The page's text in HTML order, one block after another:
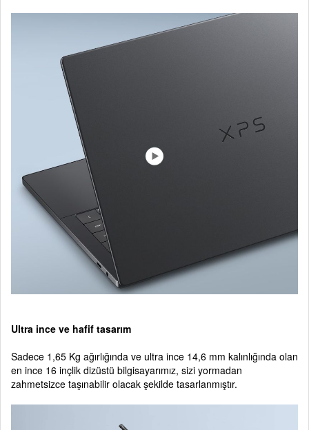
Ultra ince ve hafif tasarım
Sadece 1,65 Kg ağırlığında ve ultra ince 14,6 mm kalınlığında olan
en ince 16 inçlik dizüstü bilgisayarımız, sizi yormadan
zahmetsizce taşınabilir olacak şekilde tasarlanmıştır.